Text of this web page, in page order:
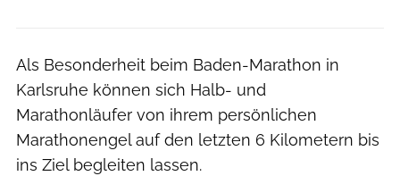
Als Besonderheit beim Baden-Marathon in
Karlsruhe können sich Halb- und
Marathonläufer von ihrem persönlichen
Marathonengel auf den letzten 6 Kilometern bis
ins Ziel begleiten lassen.